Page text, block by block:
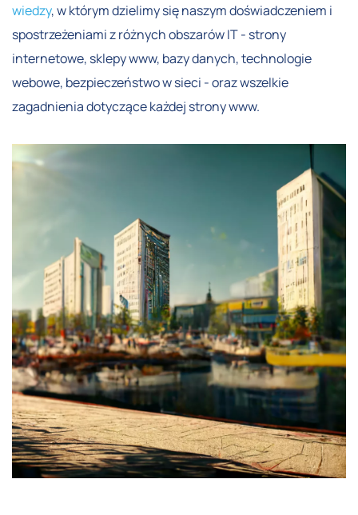
wiedzy, w którym dzielimy się naszym doświadczeniem i
spostrzeżeniami z różnych obszarów IT - strony
internetowe, sklepy www, bazy danych, technologie
webowe, bezpieczeństwo w sieci - oraz wszelkie
zagadnienia dotyczące każdej strony www.